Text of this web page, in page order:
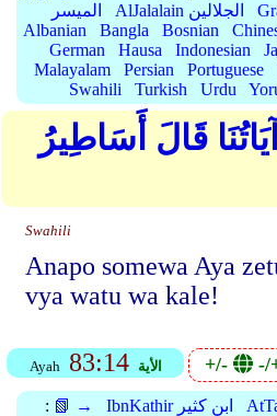
الميسر
AlJalalain الجلالين
Albanian
Bangla Bosnian
German
Hausa Indonesian
Malayalam
Persian Portuguese
Swahili
Turkish Urdu
قَالَ أَسَاطِيرُ
Swahili
Anapo somewa Aya
vya watu wa kale!
Ayah 83:14 الأية +/- -/
: 📗 → IbnKathir ابن كثير